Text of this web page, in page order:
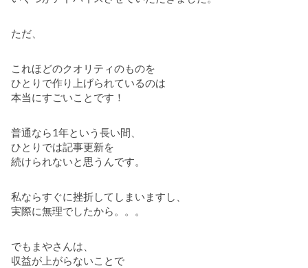
ただ、
これほどのクオリティのものを
ひとりで作り上げられているのは
本当にすごいことです！
普通なら1年という長い間、
ひとりでは記事更新を
続けられないと思うんです。
私ならすぐに挫折してしまいますし、
実際に無理でしたから。。。
でもまやさんは、
収益が上がらないことで